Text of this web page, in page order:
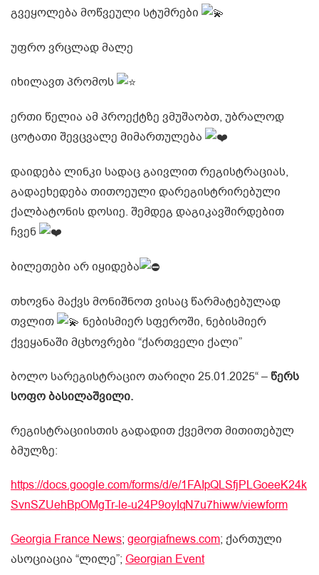
გვეყოლება მოწვეული სტუმრები
უფრო ვრცლად მალე
იხილავთ პრომოს
ერთი წელია ამ პროექტზე ვმუშაობთ, უბრალოდ
ცოტათი შევცვალე მიმართულება
დაიდება ლინკი სადაც გაივლით რეგისტრაციას,
გადაეხედება თითოეული დარეგისტრირებული
ქალბატონის დოსიე. შემდეგ დაგიკავშირდებით
ჩვენ
ბილეთები არ იყიდება
თხოვნა მაქვს მონიშნოთ ვისაც წარმატებულად
თვლით
ნებისმიერ სფეროში, ნებისმიერ
ქვეყანაში მცხოვრები “ქართველი ქალი”
ბოლო სარეგისტრაციო თარიღი 25.01.2025“ – წერს
სოფო ბასილაშვილი.
რეგისტრაციისთის გადადით ქვემოთ მითითებულ
ბმულზე:
https://docs.google.com/forms/d/e/1FAIpQLSfjPLGoeeK24k
SvnSZUehBpOMgTr-le-u24P9oyIqN7u7hiww/viewform
Georgia France News; georgiafnews.com; ქართული
ასოციაცია “ლილე”; Georgian Event